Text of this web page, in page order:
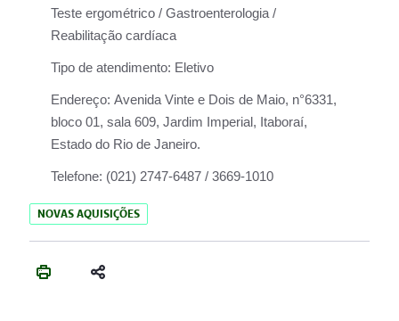
Teste ergométrico / Gastroenterologia /
Reabilitação cardíaca
Tipo de atendimento: Eletivo
Endereço: Avenida Vinte e Dois de Maio, n°6331,
bloco 01, sala 609, Jardim Imperial, Itaboraí,
Estado do Rio de Janeiro.
Telefone: (021) 2747-6487 / 3669-1010
NOVAS AQUISIÇÕES